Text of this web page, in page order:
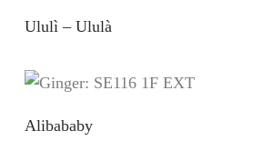
Ululì – Ululà
Alibababy